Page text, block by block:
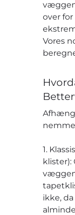
over for
Vores
1.
ikke,